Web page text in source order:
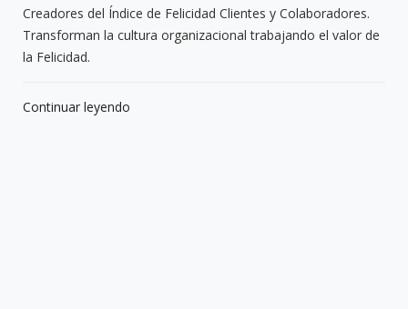
Creadores del Índice de Felicidad Clientes y Colaboradores.
Transforman la cultura organizacional trabajando el valor de
la Felicidad.
Continuar leyendo